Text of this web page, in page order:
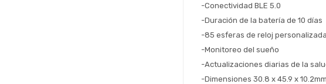
-Conectividad BLE 5.0
-Duración de la batería de 10 días
-85 esferas de reloj
-Monitoreo del sueño
-Actualizaciones diarias de la
-Dimensiones 30.8 x 45.9 x 10.2mm